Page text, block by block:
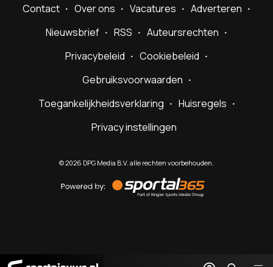
Contact Over ons Vacatures
Adverteren
Nieuwsbrief
RSS
Auteursrechten
Privacybeleid
Cookiebeleid
Gebruiksvoorwaarden
Toegankelijkheidsverklaring
Huisregels
Privacy instellingen
©2026 DPG Media B.V. alle rechten voorbehouden.
by
Sportal365